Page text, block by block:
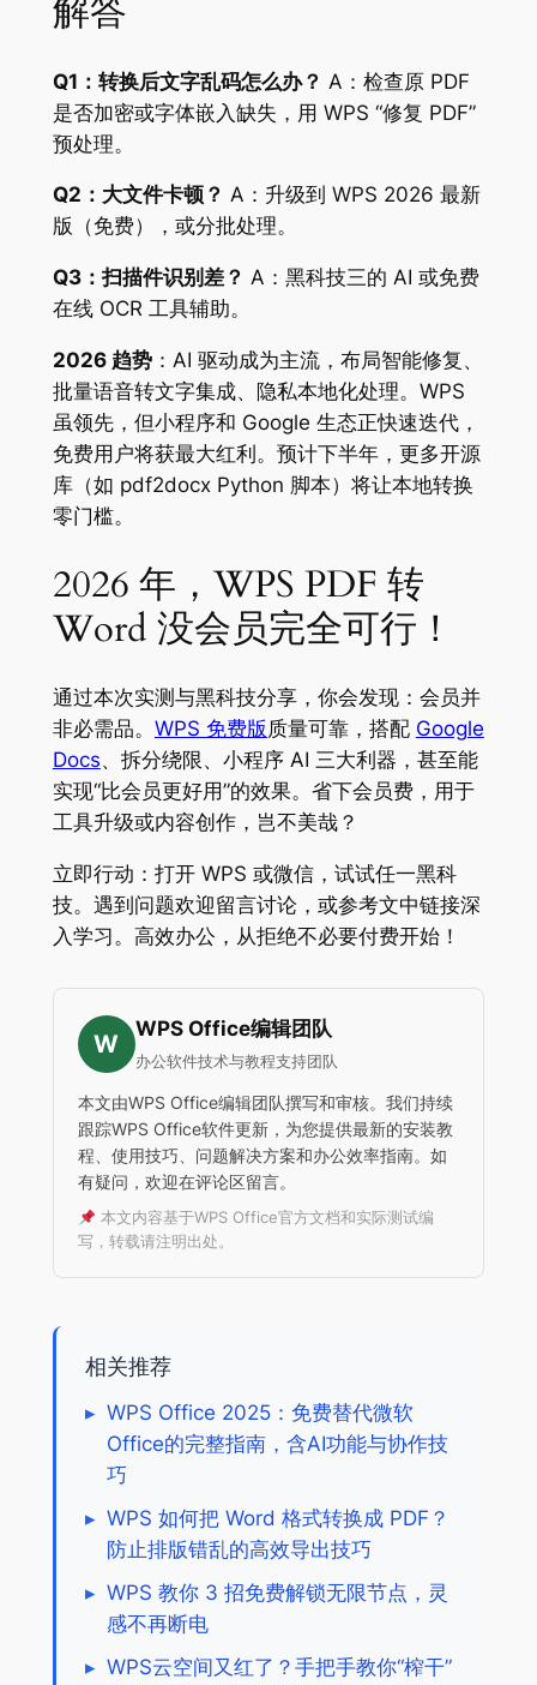
解答
Q1：转换后文字乱码怎么办？ A：检查原 PDF
是否加密或字体嵌入缺失，用 WPS “修复 PDF”
预处理。
Q2：大文件卡顿？ A：升级到 WPS 2026 最新
版（免费），或分批处理。
Q3：扫描件识别差？ A：黑科技三的 AI 或免费
在线 OCR 工具辅助。
2026 趋势：AI 驱动成为主流，布局智能修复、
批量语音转文字集成、隐私本地化处理。WPS
虽领先，但小程序和 Google 生态正快速迭代，
免费用户将获最大红利。预计下半年，更多开源
库（如 pdf2docx Python 脚本）将让本地转换
零门槛。
2026 年，WPS PDF 转
Word 没会员完全可行！
通过本次实测与黑科技分享，你会发现：会员并
非必需品。 WPS 免费版 质量可靠，搭配 Google
Docs、拆分绕限、小程序 AI 三大利器，甚至能
实现“比会员更好用”的效果。省下会员费，用于
工具升级或内容创作，岂不美哉？
立即行动：打开 WPS 或微信，试试任一黑科
技。遇到问题欢迎留言讨论，或参考文中链接深
入学习。高效办公，从拒绝不必要付费开始！
W
WPS Office编辑团队
办公软件技术与教程支持团队
本文由WPS Office编辑团队撰写和审核。我们持续
跟踪WPS Office软件更新，为您提供最新的安装教
程、使用技巧、问题解决方案和办公效率指南。如
有疑问，欢迎在评论区留言。
本文内容基于WPS Office官方文档和实际测试编
写，转载请注明出处。
相关推荐
▸ WPS Office 2025：免费替代微软
Office的完整指南，含AI功能与协作技
巧
▸ WPS 如何把 Word 格式转换成 PDF？
防止排版错乱的高效导出技巧
▸ WPS 教你 3 招免费解锁无限节点，灵
感不再断电
▸ WPS云空间又红了？手把手教你“榨干”